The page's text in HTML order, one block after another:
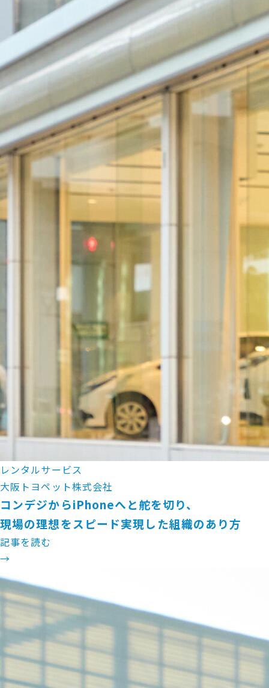
レンタルサービス
大阪トヨペット株式会社
コンデジからiPhoneへと舵を切り、
現場の理想をスピード実現した組織のあり方
記事を読む
→